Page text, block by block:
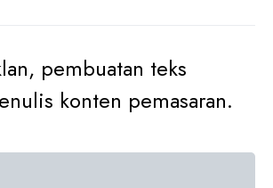
pembuatan teks
konten pemasaran.